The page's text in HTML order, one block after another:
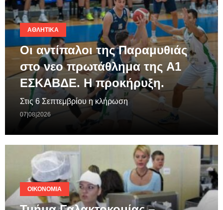
ΑΘΛΗΤΙΚΆ
Οι αντίπαλοι της Παραμυθιάς
στο νεο πρωτάθλημα της A1
ΕΣΚΑΒΔΕ. Η προκήρυξη.
Στις 6 Σεπτεμβρίου η κλήρωση
07|08|2026
ΟΙΚΟΝΟΜΊΑ